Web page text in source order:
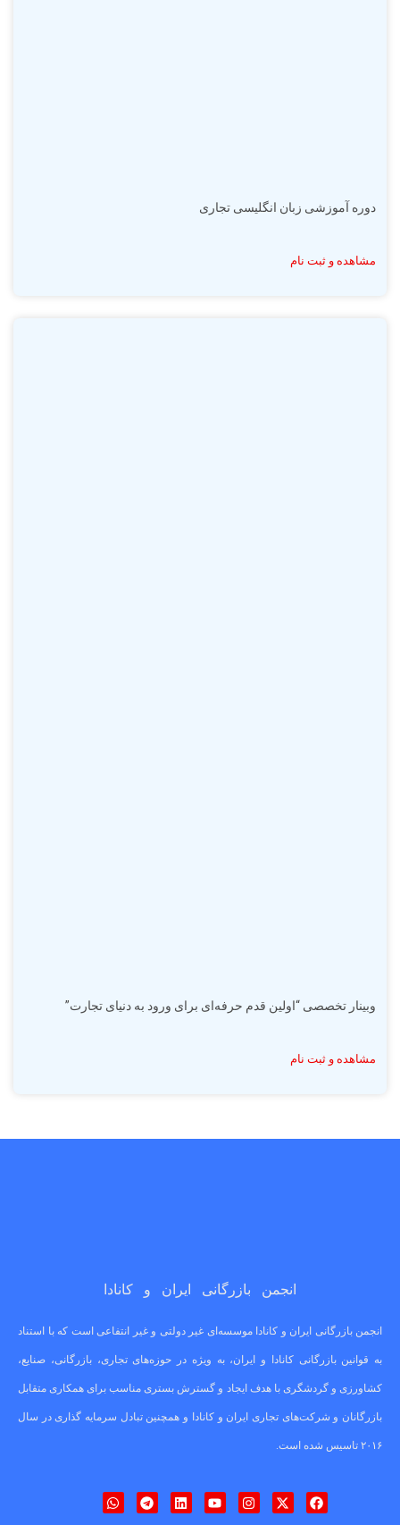
دوره آموزشی زبان انگلیسی تجاری
مشاهده و ثبت نام
وبینار تخصصی “اولین قدم حرفه‌ای برای ورود به دنیای تجارت”
مشاهده و ثبت نام
انجمن بازرگانی ایران و کانادا
انجمن بازرگانی ایران و کانادا موسسه‌ای غیر دولتی و غیر انتفاعی است که با استناد
به قوانین بازرگانی کانادا و ایران، به ویژه در حوزه‌های تجاری، بازرگانی، صنایع،
کشاورزی و گردشگری با هدف ایجاد و گسترش بستری مناسب برای همکاری متقابل
بازرگانان و شرکت‌های تجاری ایران و کانادا و همچنین تبادل سرمایه گذاری در سال
۲۰۱۶ تاسیس شده است.